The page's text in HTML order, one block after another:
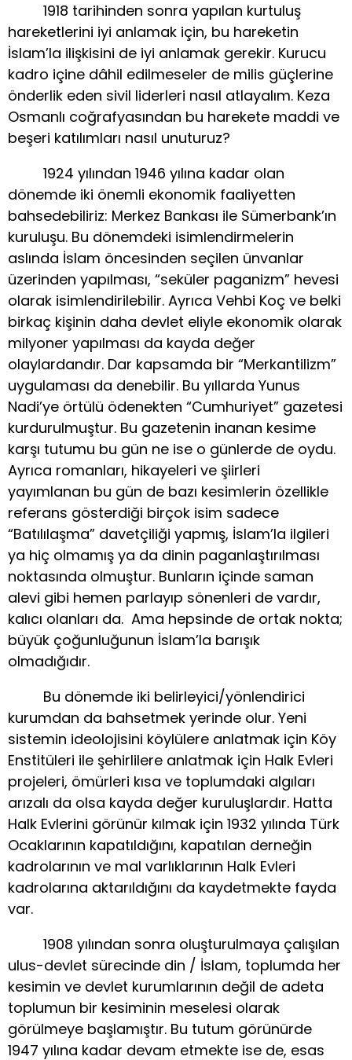
1918 tarihinden sonra yapılan kurtuluş
hareketlerini iyi anlamak için, bu hareketin
İslam’la ilişkisini de iyi anlamak gerekir. Kurucu
kadro içine dâhil edilmeseler de milis güçlerine
önderlik eden sivil liderleri nasıl atlayalım. Keza
Osmanlı coğrafyasından bu harekete maddi ve
beşeri katılımları nasıl unuturuz?
1924 yılından 1946 yılına kadar olan
dönemde iki önemli ekonomik faaliyetten
bahsedebiliriz: Merkez Bankası ile Sümerbank’ın
kuruluşu. Bu dönemdeki isimlendirmelerin
aslında İslam öncesinden seçilen ünvanlar
üzerinden yapılması, “seküler paganizm” hevesi
olarak isimlendirilebilir. Ayrıca Vehbi Koç ve belki
birkaç kişinin daha devlet eliyle ekonomik olarak
milyoner yapılması da kayda değer
olaylardandır. Dar kapsamda bir “Merkantilizm”
uygulaması da denebilir. Bu yıllarda Yunus
Nadi’ye örtülü ödenekten “Cumhuriyet” gazetesi
kurdurulmuştur. Bu gazetenin inanan kesime
karşı tutumu bu gün ne ise o günlerde de oydu.
Ayrıca romanları, hikayeleri ve şiirleri
yayımlanan bu gün de bazı kesimlerin özellikle
referans gösterdiği birçok isim sadece
“Batılılaşma” davetçiliği yapmış, İslam’la ilgileri
ya hiç olmamış ya da dinin paganlaştırılması
noktasında olmuştur. Bunların içinde saman
alevi gibi hemen parlayıp sönenleri de vardır,
kalıcı olanları da. Ama hepsinde de ortak nokta;
büyük çoğunluğunun İslam’la barışık
olmadığıdır.
Bu dönemde iki belirleyici/yönlendirici
kurumdan da bahsetmek yerinde olur. Yeni
sistemin ideolojisini köylülere anlatmak için Köy
Enstitüleri ile şehirlilere anlatmak için Halk Evleri
projeleri, ömürleri kısa ve toplumdaki algıları
arızalı da olsa kayda değer kuruluşlardır. Hatta
Halk Evlerini görünür kılmak için 1932 yılında Türk
Ocaklarının kapatıldığını, kapatılan derneğin
kadrolarının ve mal varlıklarının Halk Evleri
kadrolarına aktarıldığını da kaydetmekte fayda
var.
1908 yılından sonra oluşturulmaya çalışılan
ulus-devlet sürecinde din / İslam, toplumda her
kesimin ve devlet kurumlarının değil de adeta
toplumun bir kesiminin meselesi olarak
görülmeye başlamıştır. Bu tutum görünürde
1947 yılına kadar devam etmekte ise de, esas